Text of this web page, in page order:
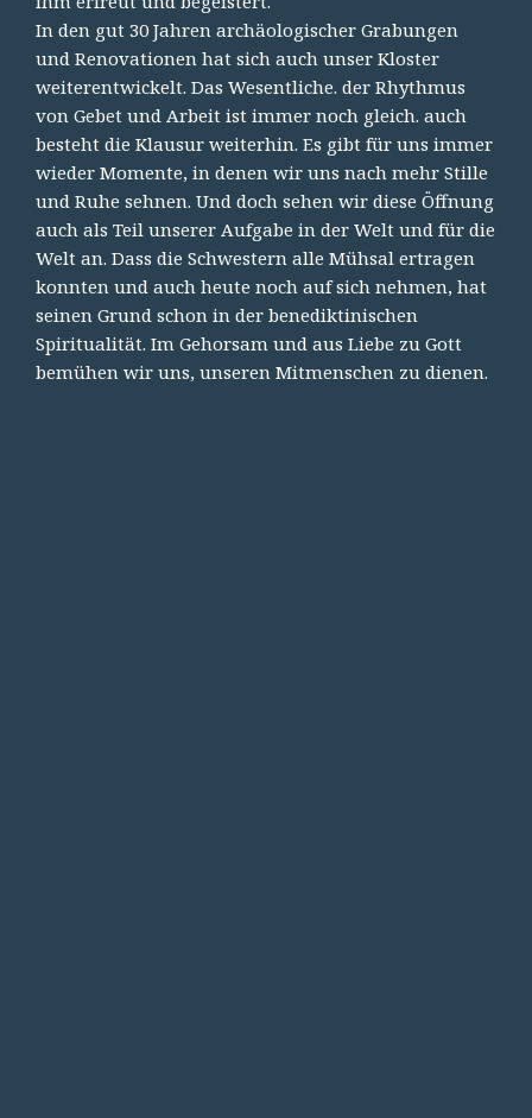
In den gut 30 Jahren archäologischer Grabungen
und Renovationen hat sich auch unser Kloster
weiterentwickelt. Das Wesentliche. der Rhythmus
von Gebet und Arbeit ist immer noch gleich. auch
besteht die Klausur weiterhin. Es gibt für uns immer
wieder Momente, in denen wir uns nach mehr Stille
und Ruhe sehnen. Und doch sehen wir diese Öffnung
auch als Teil unserer Aufgabe in der Welt und für die
Welt an. Dass die Schwestern alle Mühsal ertragen
konnten und auch heute noch auf sich nehmen, hat
seinen Grund schon in der benediktinischen
Spiritualität. Im Gehorsam und aus Liebe zu Gott
bemühen wir uns, unseren Mitmenschen zu dienen.